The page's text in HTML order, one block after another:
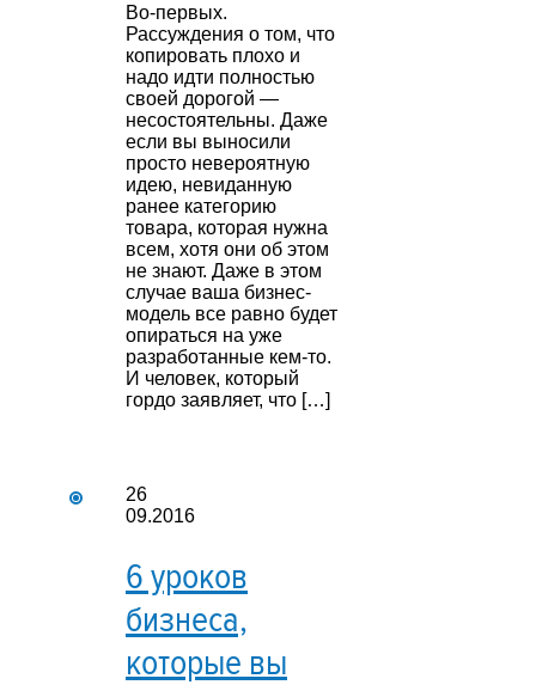
Во-первых.
Рассуждения о том, что
копировать плохо и
надо идти полностью
своей дорогой —
несостоятельны. Даже
если вы выносили
просто невероятную
идею, невиданную
ранее категорию
товара, которая нужна
всем, хотя они об этом
не знают. Даже в этом
случае ваша бизнес-
модель все равно будет
опираться на уже
разработанные кем-то.
И человек, который
гордо заявляет, что […]
26
09.2016
6 уроков
бизнеса,
которые вы